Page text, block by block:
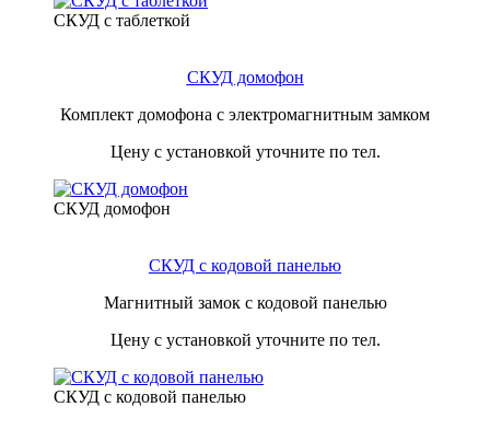
СКУД с таблеткой
СКУД домофон
Комплект домофона с электромагнитным замком
Цену с установкой уточните по тел.
СКУД домофон
СКУД с кодовой панелью
Магнитный замок с кодовой панелью
Цену с установкой уточните по тел.
СКУД с кодовой панелью